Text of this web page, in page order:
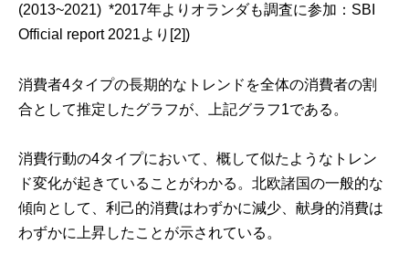
(2013~2021) *2017年よりオランダも調査に参加： SBI
Official report 2021より[2] )
消費者4タイプの長期的なトレンドを全体の消費者の割
合として推定したグラフが、上記グラフ1である。
消費行動の4タイプにおいて、概して似たようなトレン
ド変化が起きていることがわかる。北欧諸国の一般的な
傾向として、利己的消費はわずかに減少、献身的消費は
わずかに上昇したことが示されている。